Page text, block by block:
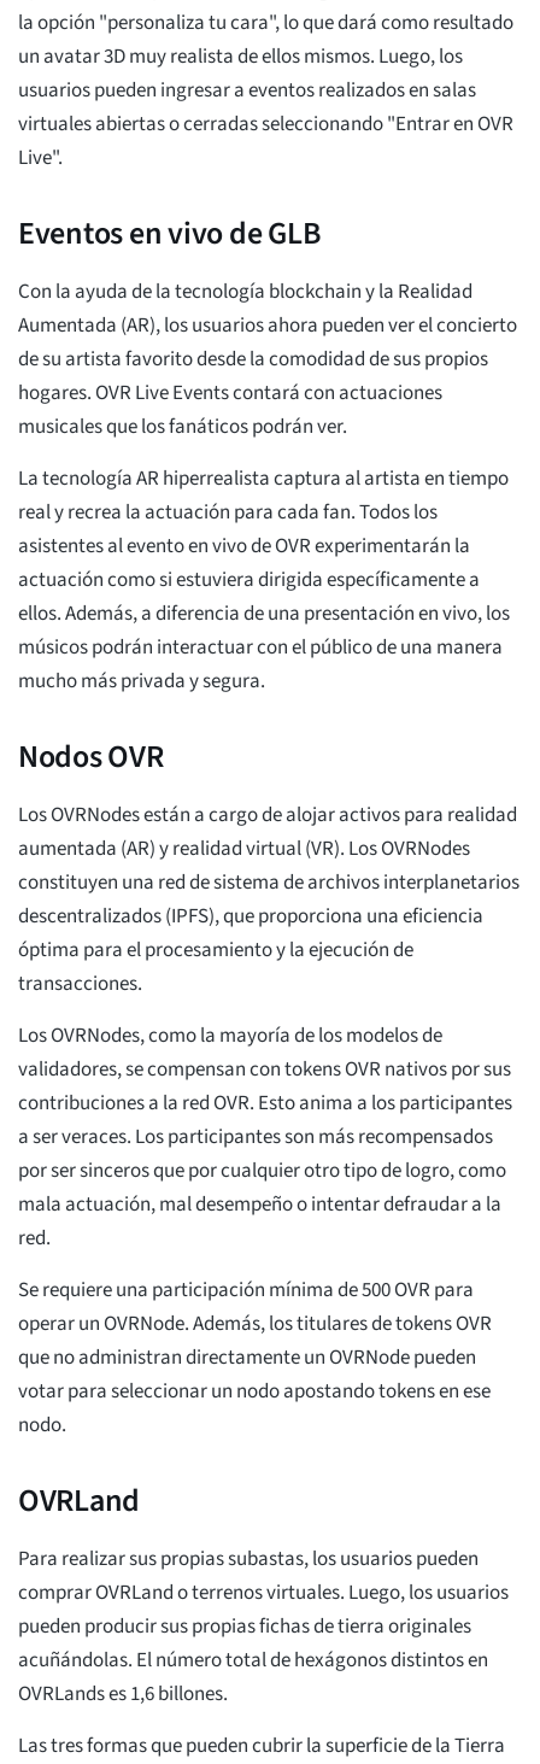
la opción "personaliza tu cara", lo que dará como resultado
un avatar 3D muy realista de ellos mismos. Luego, los
usuarios pueden ingresar a eventos realizados en salas
virtuales abiertas o cerradas seleccionando "Entrar en OVR
Live".
Eventos en vivo de GLB
Con la ayuda de la tecnología blockchain y la Realidad
Aumentada (AR), los usuarios ahora pueden ver el concierto
de su artista favorito desde la comodidad de sus propios
hogares. OVR Live Events contará con actuaciones
musicales que los fanáticos podrán ver.
La tecnología AR hiperrealista captura al artista en tiempo
real y recrea la actuación para cada fan. Todos los
asistentes al evento en vivo de OVR experimentarán la
actuación como si estuviera dirigida específicamente a
ellos. Además, a diferencia de una presentación en vivo, los
músicos podrán interactuar con el público de una manera
mucho más privada y segura.
Nodos OVR
Los OVRNodes están a cargo de alojar activos para realidad
aumentada (AR) y realidad virtual (VR). Los OVRNodes
constituyen una red de sistema de archivos interplanetarios
descentralizados (IPFS), que proporciona una eficiencia
óptima para el procesamiento y la ejecución de
transacciones.
Los OVRNodes, como la mayoría de los modelos de
validadores, se compensan con tokens OVR nativos por sus
contribuciones a la red OVR. Esto anima a los participantes
a ser veraces. Los participantes son más recompensados
por ser sinceros que por cualquier otro tipo de logro, como
mala actuación, mal desempeño o intentar defraudar a la
red.
Se requiere una participación mínima de 500 OVR para
operar un OVRNode. Además, los titulares de tokens OVR
que no administran directamente un OVRNode pueden
votar para seleccionar un nodo apostando tokens en ese
nodo.
OVRLand
Para realizar sus propias subastas, los usuarios pueden
comprar OVRLand o terrenos virtuales. Luego, los usuarios
pueden producir sus propias fichas de tierra originales
acuñándolas. El número total de hexágonos distintos en
OVRLands es 1,6 billones.
Las tres formas que pueden cubrir la superficie de la Tierra